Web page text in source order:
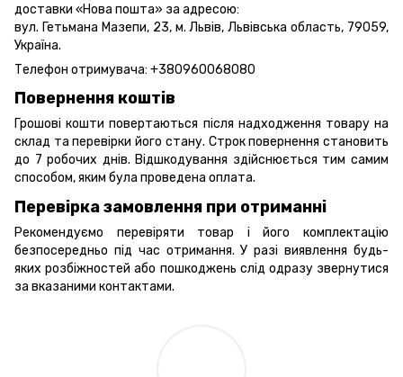
доставки «Нова пошта» за адресою:
вул. Гетьмана Мазепи, 23, м. Львів, Львівська область, 79059,
Україна.
Телефон отримувача: +380960068080
Повернення коштів
Грошові кошти повертаються після надходження товару на
склад та перевірки його стану. Строк повернення становить
до 7 робочих днів. Відшкодування здійснюється тим самим
способом, яким була проведена оплата.
Перевірка замовлення при отриманні
Рекомендуємо перевіряти товар і його комплектацію
безпосередньо під час отримання. У разі виявлення будь-
яких розбіжностей або пошкоджень слід одразу звернутися
за вказаними контактами.